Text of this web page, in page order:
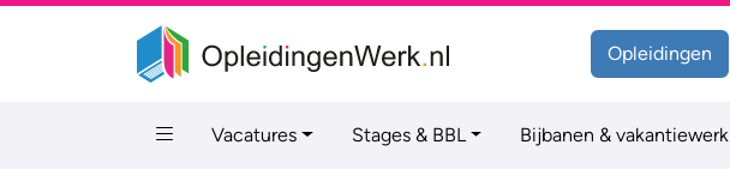
Opleidingen
Vacatures Stages & BBL Bijbanen & vakantiewerk